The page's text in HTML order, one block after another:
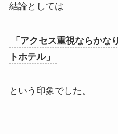
結論としては
「アクセス重視ならかな
トホテル」
という印象でした。